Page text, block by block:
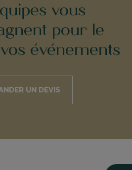
vous
pour le
événements
UN DEVIS